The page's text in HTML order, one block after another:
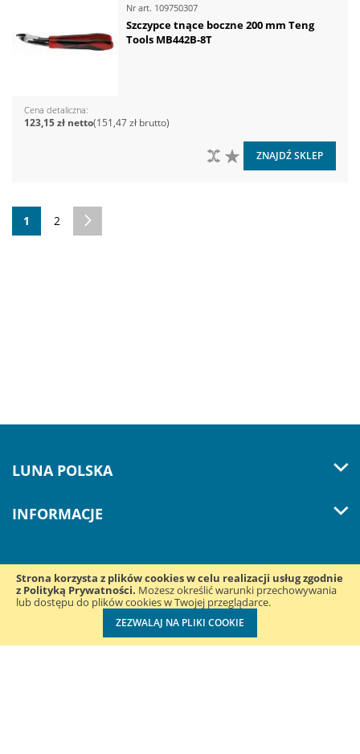
Strona korzysta z plików cookies w celu realizacji usług zgodnie
z Polityką Prywatności. Możesz określić warunki przechowywania
lub dostępu do plików cookies w Twojej przeglądarce.
ZEZWALAJ NA PLIKI COOKIE
Nr art. 109750307
Szczypce tnące boczne 200 mm Teng
Tools MB442B-8T
Cena detaliczna
151,47 zł
123,15 zł
DO LISTY ŻYCZEŃ
DO PORÓWNANIA
ZNAJDŹ SKLEP
Aktualnie czytasz stronę
1 Strona
2
LUNA POLSKA
INFORMACJE
Śledź nas w mediach
społecznościowych: